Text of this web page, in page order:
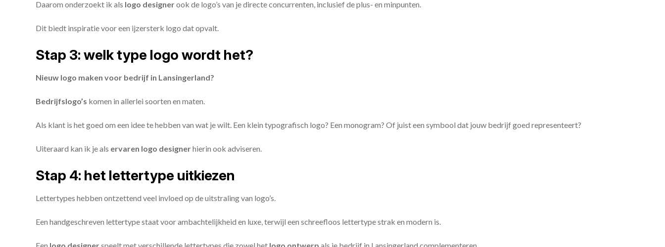
Daarom onderzoekt ik als logo designerook de logo’s van je directe concurrenten, inclusief de plus- en minpunten.
Dit biedt inspiratie voor een ijzersterk logo dat opvalt.
Stap 3: welk type logo wordt het?
Nieuw logo maken voor bedrijf in Lansingerland?
Bedrijfslogo’s komen in allerlei soorten en maten.
Als klant is het goed om een idee te hebben van wat je wilt. Een klein typografisch logo? Een monogram? Of juist een symbool dat jouw bedrijf goed representeert?
Uiteraard kan ik je als ervaren logo designerhierin ook adviseren.
Stap 4: het lettertype uitkiezen
Lettertypes hebben ontzettend veel invloed op de uitstraling van logo’s.
Een handgeschreven lettertype staat voor ambachtelijkheid en luxe, terwijl een schreefloos lettertype strak en modern is.